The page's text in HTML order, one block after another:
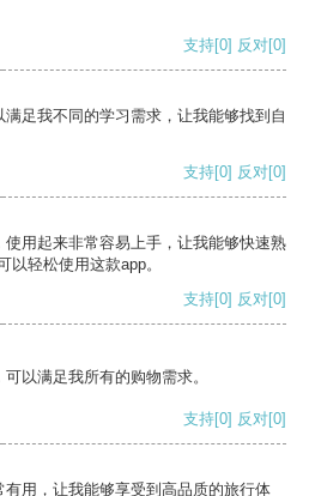
支持[0] 反对[0]
足我不同的学习需求，让我能够找到自
支持[0] 反对[0]
用起来非常容易上手，让我能够快速熟
以轻松使用这款app。
支持[0] 反对[0]
以满足我所有的购物需求。
支持[0] 反对[0]
用，让我能够享受到高品质的旅行体